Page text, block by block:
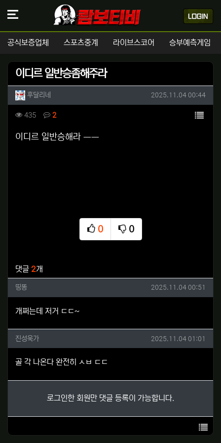
공식보증업체 스포츠중계 라이브스코어 승부예측게임
이디르 일반승좀해주라
작성자 정보
후달리네 작성일
2025.11.04 00:44
컨텐츠 정보
435조회 2댓글 목록
본문
이디르 일반승해라 ㅡㅡ
0
추천
0
비추천
댓글 2개
띵똥님의 댓글
띵똥 작성일
2025.11.04 00:51
개쩌는데 저거 ㄷㄷ~
진성욱가님의 댓글
진성욱가 작성일
2025.11.04 01:01
골 각 나온다 완전히 ㅅㅂ ㄷㄷ
로그인한 회원만 댓글 등록이 가능합니다.
목록